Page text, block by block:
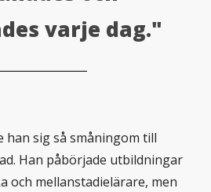
varje dag."
han sig så småningom till
Han påbörjade utbildningar
och mellanstadielärare, men